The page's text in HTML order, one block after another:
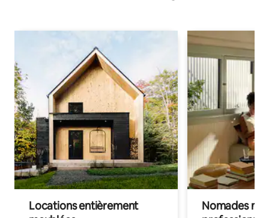
Locations entièrement
Nomades